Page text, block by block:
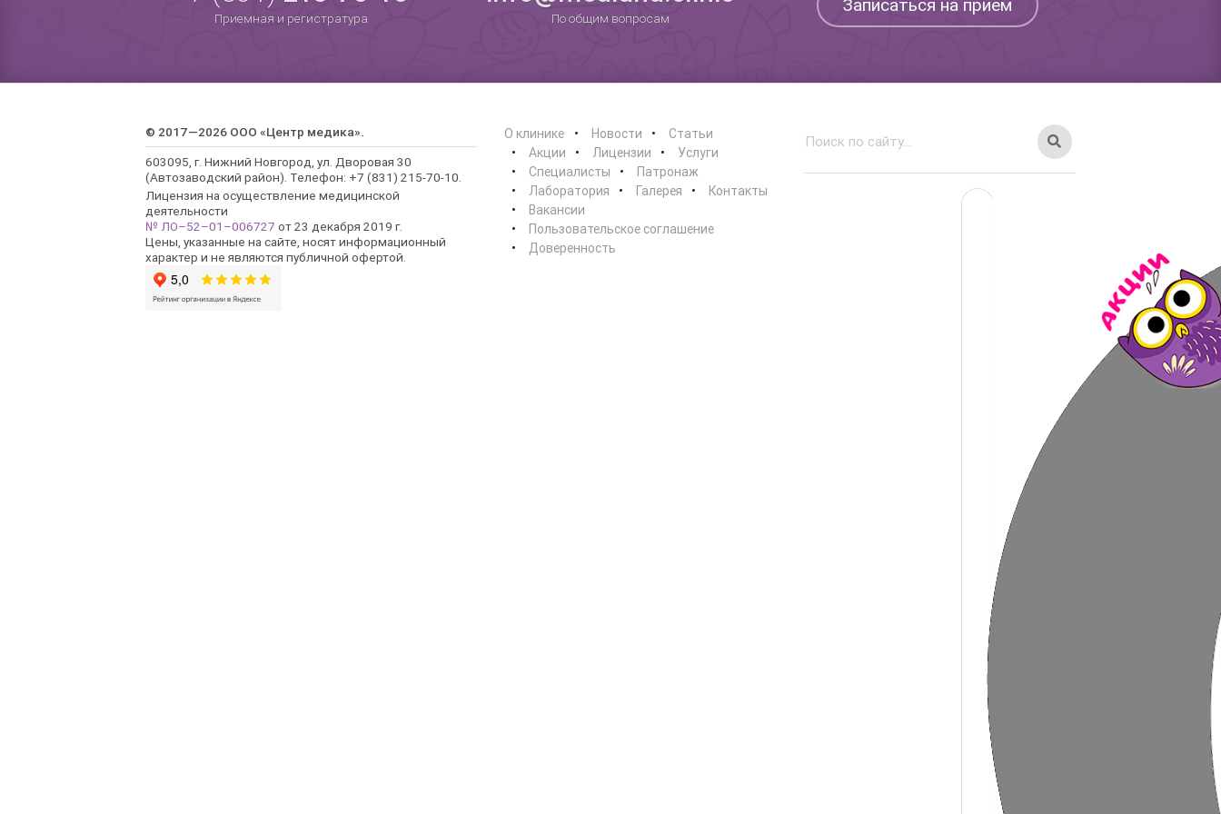
Приемная и регистратура По общим вопросам
Записаться на прием
© 2017—2026 ООО «Центр медика».
603095, г. Нижний Новгород, ул. Дворовая 30
(Автозаводский район). Телефон: +7 (831) 215-70-10.
Лицензия на осуществление медицинской
деятельности
№ ЛО–52–01–006727 от 23 декабря 2019 г.
Цены, указанные на сайте, носят информационный
характер и не являются публичной офертой.
О клинике Новости
Статьи
Акции
Лицензии
Услуги
Специалисты
Патронаж
Лаборатория
Галерея
Контакты
Вакансии
Пользовательское соглашение
Доверенность